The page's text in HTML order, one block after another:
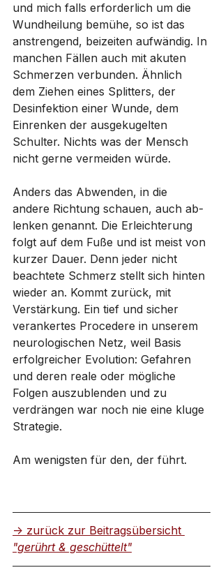
und mich falls erforderlich um die
Wundheilung bemühe, so ist das
anstrengend, beizeiten aufwändig. In
manchen Fällen auch mit akuten
Schmerzen verbunden. Ähnlich
dem Ziehen eines Splitters, der
Desinfektion einer Wunde, dem
Einrenken der ausgekugelten
Schulter. Nichts was der Mensch
nicht gerne vermeiden würde.
Anders das Abwenden, in die
andere Richtung schauen, auch ab-
lenken genannt. Die Erleichterung
folgt auf dem Fuße und ist meist von
kurzer Dauer. Denn jeder nicht
beachtete Schmerz stellt sich hinten
wieder an. Kommt zurück, mit
Verstärkung. Ein tief und sicher
verankertes Procedere in unserem
neurologischen Netz, weil Basis
erfolgreicher Evolution: Gefahren
und deren reale oder mögliche
Folgen auszublenden und zu
verdrängen war noch nie eine kluge
Strategie.
Am wenigsten für den, der führt.
-> zurück zur Beitragsübersicht
"gerührt & geschüttelt"